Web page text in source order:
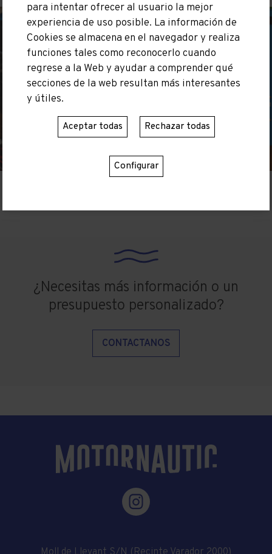
¿Necesitas más información o un
presupuesto personalizado?
CONTACTANOS
para intentar ofrecer al usuario la mejor
experiencia de uso posible. La información de
Cookies se almacena en el navegador y realiza
funciones tales como reconocerlo cuando
regrese a la Web y ayudar a comprender qué
secciones de la web resultan más interesantes
y útiles.
Aceptar todas Rechazar todas
Configurar